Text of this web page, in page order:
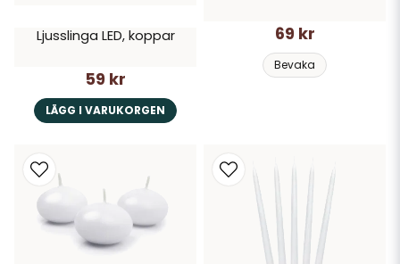
Ljusslinga LED, koppar
59 kr
LÄGG I VARUKORGEN
69 kr
Bevaka